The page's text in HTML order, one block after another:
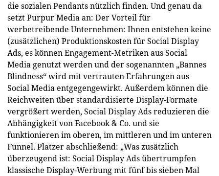
die sozialen Pendants nützlich finden. Und genau da
setzt Purpur Media an: Der Vorteil für
werbetreibende Unternehmen: Ihnen entstehen keine
(zusätzlichen) Produktionskosten für Social Display
Ads, es können Engagement-Metriken aus Social
Media genutzt werden und der sogenannten „Bannes
Blindness“ wird mit vertrauten Erfahrungen aus
Social Media entgegengewirkt. Außerdem können die
Reichweiten über standardisierte Display-Formate
vergrößert werden, Social Display Ads reduzieren die
Abhängigkeit von Facebook & Co. und sie
funktionieren im oberen, im mittleren und im unteren
Funnel. Platzer abschließend: „Was zusätzlich
überzeugend ist: Social Display Ads übertrumpfen
klassische Display-Werbung mit fünf bis sieben Mal